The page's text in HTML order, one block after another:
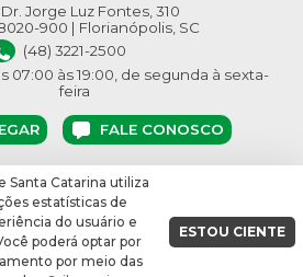
Dr. Jorge Luz Fontes, 310
900 | Florianópolis, SC
(48) 3221-2500
07:00 às 19:00, de segunda à sexta-
feira
FALE CONOSCO
do Estado de Santa Catarina 2026.
por:
vbuild 17609
Santa Catarina utiliza
estatísticas de
do usuário e
poderá optar por
por meio das
ESTOU CIENTE